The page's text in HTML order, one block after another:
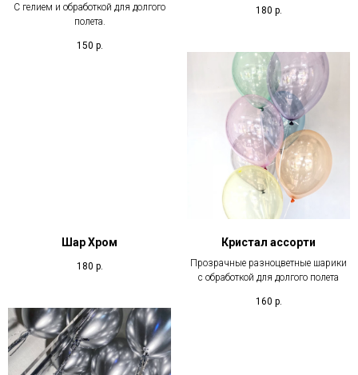
С гелием и обработкой для долгого
полета.
150 р.
180 р.
Шар Хром
180 р.
Кристал ассорти
Прозрачные разноцветные шарики
с обработкой для долгого полета
160 р.